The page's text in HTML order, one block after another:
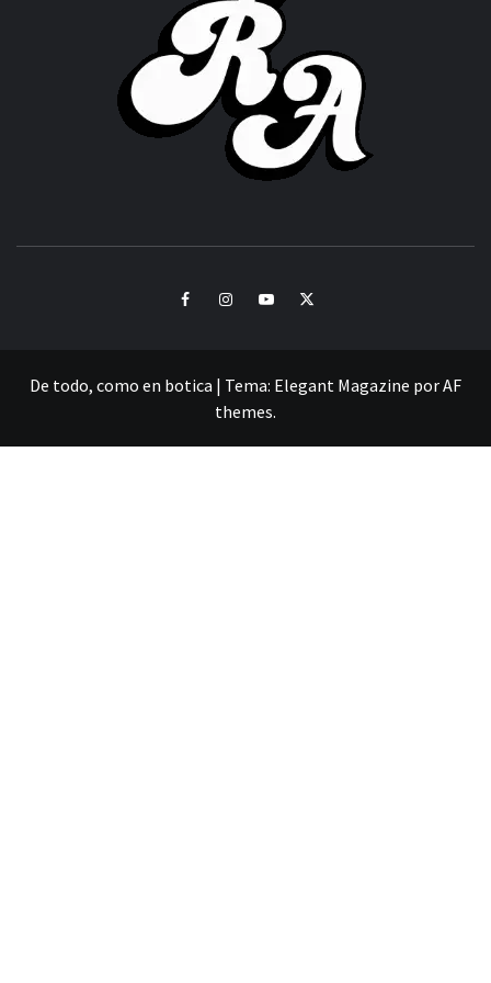
FacebookInstagramYoutubeTwitter
De todo, como en botica | Tema: Elegant Magazine porAF
themes.